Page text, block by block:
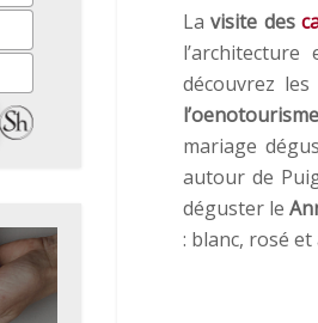
Lavisite des
l’architecture
découvrez
l’oenotourisme
mariage
autour de
déguster le
: blanc, rosé